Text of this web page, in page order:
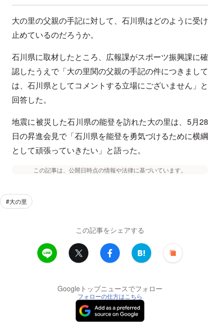
大の里の父親の手記に対して、石川県はどのように受け
止めているのだろうか。
石川県に取材したところ、広報課がスポーツ振興課に確
認したうえで「大の里関の父親の手記の件につきまして
は、石川県としてコメントする立場にございません」と
回答した。
地震に被災した石川県の能登を訪れた大の里は、5月28
日の昇進会見で「石川県を能登を勇気づけるために横綱
として頑張っていきたい」と語った。
この記事は、公開日時点の情報や法律に基づいています。
#大の里
この記事をシェアする
Googleトップニュースでフォロー
フォローの仕方はこちら